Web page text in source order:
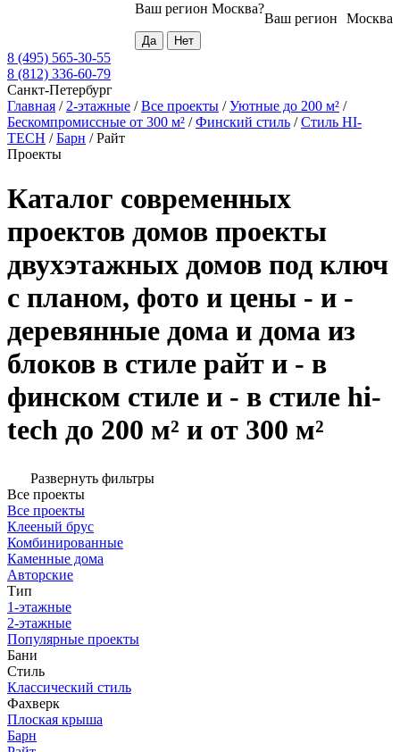
Москва
Ваш регион
Ваш регион Москва?
8 (495) 565-30-55
8 (812) 336-60-79
Санкт-Петербург
Главная / 2-этажные /Все проекты /Уютные до 200 м² /
Бескомпромиссные от 300 м² /Финский стиль /Стиль HI-
TECH /Барн /Райт
Проекты
Каталог современных
проектов домов проекты
двухэтажных домов под ключ
с планом, фото и цены - и -
деревянные дома и дома из
блоков в стиле райт и - в
финском стиле и - в стиле hi-
tech до 200 м² и от 300 м²
Развернуть фильтры
Все проекты
Все проекты
Клееный брус
Комбинированные
Каменные дома
Авторские
Тип
1-этажные
2-этажные
Популярные проекты
Бани
Стиль
Классический стиль
Фахверк
Плоская крыша
Барн